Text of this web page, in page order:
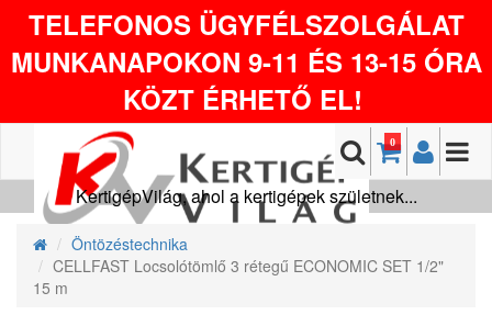
TELEFONOS ÜGYFÉLSZOLGÁLAT
MUNKANAPOKON 9-11 ÉS 13-15 ÓRA
KÖZT ÉRHETŐ EL!
0
KertigépVilág, ahol a kertigépek születnek...
Öntözéstechnika
CELLFAST Locsolótömlő 3 rétegű ECONOMIC SET 1/2"
15 m